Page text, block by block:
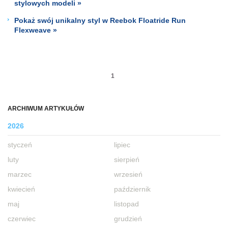
ARCHIWUM ARTYKUŁÓW
2026
styczeń
luty
marzec
kwiecień
maj
czerwiec
lipiec
sierpień
wrzesień
październik
listopad
grudzień
stylowych modeli »
Pokaż swój unikalny styl w Reebok Floatride Run
Flexweave »
1